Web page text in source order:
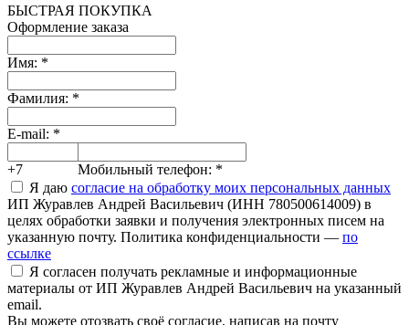
БЫСТРАЯ ПОКУПКА
Оформление заказа
Имя: *
Фамилия: *
E-mail: *
+7 Мобильный телефон: *
Я даю согласие на обработку моих персональных данных
ИП Журавлев Андрей Васильевич (ИНН 780500614009) в
целях обработки заявки и получения электронных писем на
указанную почту. Политика конфиденциальности — по
ссылке
Я согласен получать рекламные и информационные
материалы от ИП Журавлев Андрей Васильевич на указанный
email.
Вы можете отозвать своё согласие, написав на почту